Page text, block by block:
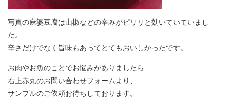
写真の麻婆豆腐は山椒などの辛みがピリリと効いていていまし
た。
辛さだけでなく旨味もあってとてもおいしかったです。
お肉やお魚のことでお悩みがありましたら
右上赤丸のお問い合わせフォームより、
サンプルのご依頼お待ちしております。